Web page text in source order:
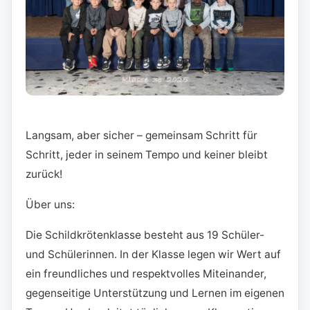
Langsam, aber sicher – gemeinsam Schritt für
Schritt, jeder in seinem Tempo und keiner bleibt
zurück!
Über uns:
Die Schildkrötenklasse besteht aus 19 Schüler-
und Schülerinnen. In der Klasse legen wir Wert auf
ein freundliches und respektvolles Miteinander,
gegenseitige Unterstützung und Lernen im eigenen